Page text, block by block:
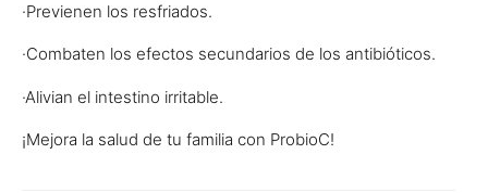
·Previenen los resfriados.
·Combaten los efectos secundarios de los antibióticos.
·Alivian el intestino irritable.
¡Mejora la salud de tu familia con ProbioC!